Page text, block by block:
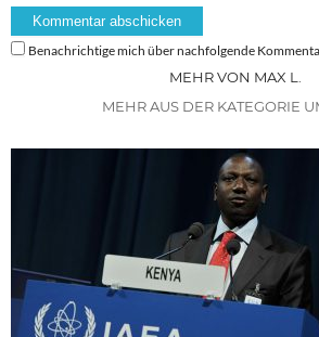
Benachrichtige mich über nachfolgende
MEHR VON MAX L.
MEHR AUS DER KATEGORIE